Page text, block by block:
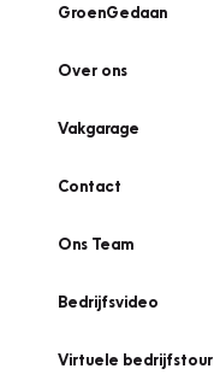
GroenGedaan
Over ons
Vakgarage
Contact
Ons Team
Bedrijfsvideo
Virtuele bedrijfstour